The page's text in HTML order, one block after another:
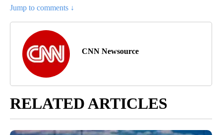
Jump to comments ↓
CNN Newsource
RELATED ARTICLES